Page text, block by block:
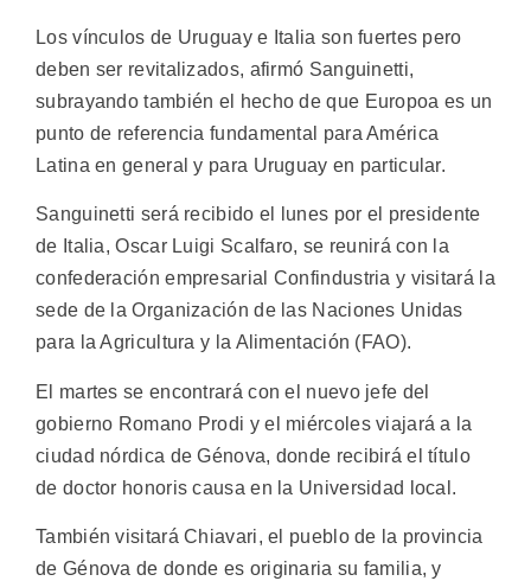
Los vínculos de Uruguay e Italia son fuertes pero
deben ser revitalizados, afirmó Sanguinetti,
subrayando también el hecho de que Europoa es un
punto de referencia fundamental para América
Latina en general y para Uruguay en particular.
Sanguinetti será recibido el lunes por el presidente
de Italia, Oscar Luigi Scalfaro, se reunirá con la
confederación empresarial Confindustria y visitará la
sede de la Organización de las Naciones Unidas
para la Agricultura y la Alimentación (FAO).
El martes se encontrará con el nuevo jefe del
gobierno Romano Prodi y el miércoles viajará a la
ciudad nórdica de Génova, donde recibirá el título
de doctor honoris causa en la Universidad local.
También visitará Chiavari, el pueblo de la provincia
de Génova de donde es originaria su familia, y